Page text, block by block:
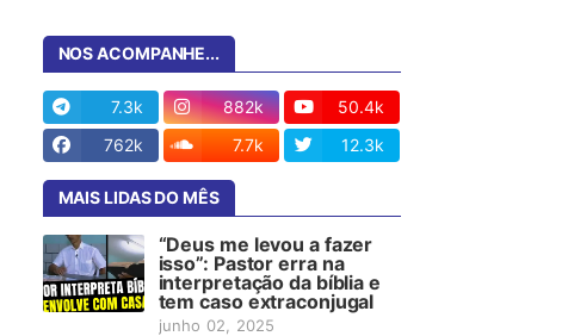
NOS ACOMPANHE...
7.3k 882k
50.4k
762k
7.7k 12.3k
MAIS LIDAS DO MÊS
“Deus me levou a fazer
isso”: Pastor erra na
interpretação da bíblia e
tem caso extraconjugal
junho 02, 2025